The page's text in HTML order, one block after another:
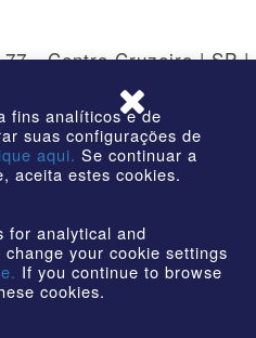
- Centro Cruzeiro | SP |
fins analíticos e de
suas configurações de
aqui. Se continuar a
aceita estes cookies.
for analytical and
your cookie settings
If you continue to browse
cookies.